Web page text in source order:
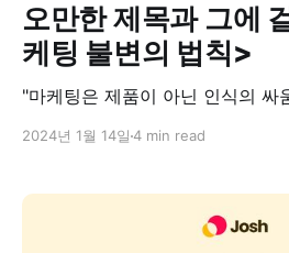
오만한 제목과 그에
케팅 불변의 법칙>
"마케팅은 제품이 아닌 인식의 싸
2024년 1월 14일 4 min read